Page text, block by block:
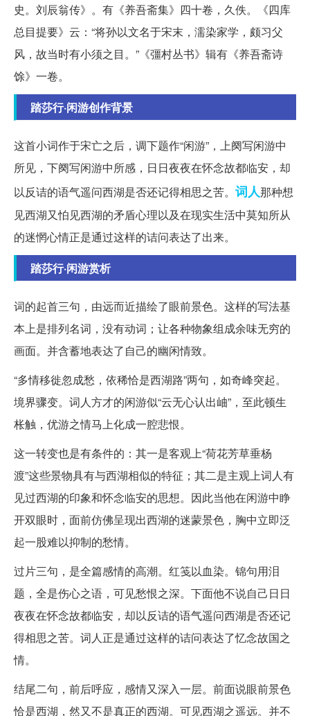
史。刘辰翁传》。有《养吾斋集》四十卷，久佚。《四库
总目提要》云：“将孙以文名于宋末，濡染家学，颇习父
风，故当时有小须之目。”《彊村丛书》辑有《养吾斋诗
馀》一卷。
踏莎行·闲游创作背景
这首小词作于宋亡之后，调下题作“闲游”，上阕写闲游中
所见，下阕写闲游中所感，日日夜夜在怀念故都临安，却
以反诘的语气遥问西湖是否还记得相思之苦。 词人那种想
见西湖又怕见西湖的矛盾心理以及在现实生活中莫知所从
的迷惘心情正是通过这样的诘问表达了出来。
踏莎行·闲游赏析
词的起首三句，由远而近描绘了眼前景色。这样的写法基
本上是排列名词，没有动词；让各种物象组成余味无穷的
画面。并含蓄地表达了自己的幽闲情致。
“多情移徙忽成愁，依稀恰是西湖路”两句，如奇峰突起。
境界骤变。词人方才的闲游似“云无心认出岫”，至此顿生
枨触，优游之情马上化成一腔悲恨。
这一转变也是有条件的：其一是客观上“荷花芳草垂杨
渡”这些景物具有与西湖相似的特征；其二是主观上词人有
见过西湖的印象和怀念临安的思想。因此当他在闲游中睁
开双眼时，面前仿佛呈现出西湖的迷蒙景色，胸中立即泛
起一股难以抑制的愁情。
过片三句，是全篇感情的高潮。红笺以血染。锦句用泪
题，全是伤心之语，可见愁恨之深。下面他不说自己日日
夜夜在怀念故都临安，却以反诘的语气遥问西湖是否还记
得相思之苦。词人正是通过这样的诘问表达了忆念故国之
情。
结尾二句，前后呼应，感情又深入一层。前面说眼前景色
恰是西湖，然又不是真正的西湖。可见西湖之遥远。并不